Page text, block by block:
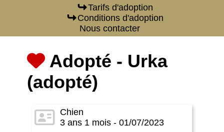
Tarifs d'adoption
Conditions d'adoption
Nous contacter
Adopté - Urka
(adopté)
Chien
3 ans 1 mois - 01/07/2023